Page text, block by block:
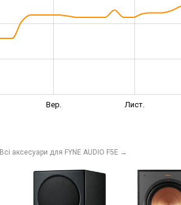
Вер. Лист.
Всі аксесуари для FYNE AUDIO F5E →